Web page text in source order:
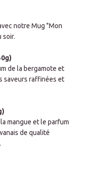
notre Mug "Mon
soir.
de la bergamote et
saveurs raffinées et
mangue et le parfum
de qualité